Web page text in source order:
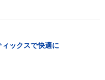
ックスで快適に